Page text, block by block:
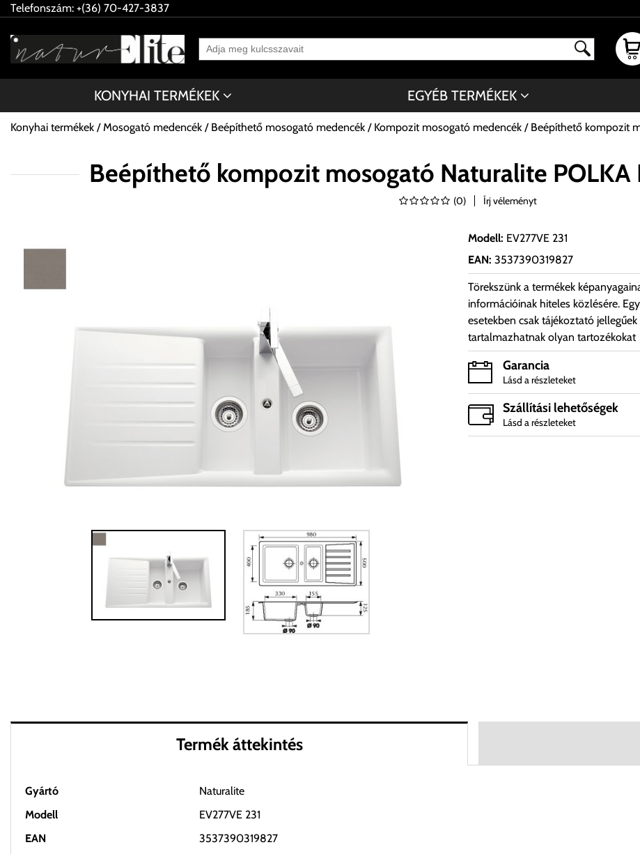
Telefonszám: +(36) 70-427-3837
KONYHAI TERMÉKEK EGYÉB TERMÉKEK
Konyhai termékek Mosogató medencék Beépíthető mosogató medencék Kompozit mosogató medencék Beépíthető kompozit
Beépíthető kompozit mosogató Naturalite POLKA
(0) Írj véleményt
Modell: EV277VE 231
EAN: 3537390319827
Törekszünk a termékek
információinak hiteles közlésére.
esetekben csak tájékoztató jellegűek
tartalmazhatnak olyan tartozékokat
Garancia
Lásd a részleteket
Szállítási lehetőségek
Lásd a részleteket
Termék áttekintés
Gyártó
Naturalite
Modell
EV277VE 231
EAN
3537390319827